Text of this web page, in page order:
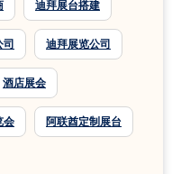
迪拜展台搭建
迪拜展览公司
酒店展会
会 阿联酋定制展台